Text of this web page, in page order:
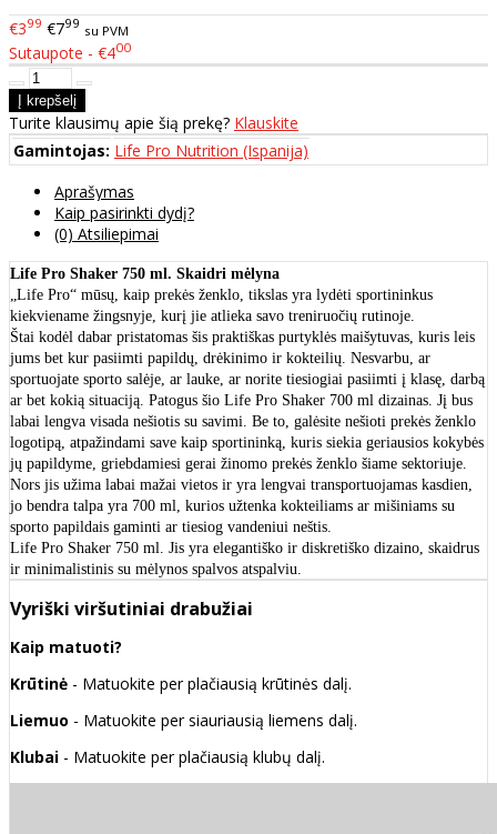
€399 €799 su PVM
Sutaupote - €400
Turite klausimų apie šią prekę? Klauskite
Gamintojas: Life Pro Nutrition (Ispanija)
Aprašymas
Kaip pasirinkti dydį?
(0) Atsiliepimai
Life Pro Shaker 750 ml. Skaidri mėlyna
„Life Pro“ mūsų, kaip prekės ženklo, tikslas yra lydėti sportininkus
kiekviename žingsnyje, kurį jie atlieka savo treniruočių rutinoje.
Štai kodėl dabar pristatomas šis praktiškas purtyklės maišytuvas, kuris leis
jums bet kur pasiimti papildų, drėkinimo ir kokteilių. Nesvarbu, ar
sportuojate sporto salėje, ar lauke, ar norite tiesiogiai pasiimti į klasę, darbą
ar bet kokią situaciją. Patogus šio Life Pro Shaker 700 ml dizainas. Jį bus
labai lengva visada nešiotis su savimi. Be to, galėsite nešioti prekės ženklo
logotipą, atpažindami save kaip sportininką, kuris siekia geriausios kokybės
jų papildyme, griebdamiesi gerai žinomo prekės ženklo šiame sektoriuje.
Nors jis užima labai mažai vietos ir yra lengvai transportuojamas kasdien,
jo bendra talpa yra 700 ml, kurios užtenka kokteiliams ar mišiniams su
sporto papildais gaminti ar tiesiog vandeniui neštis.
Life Pro Shaker 750 ml. Jis yra elegantiško ir diskretiško dizaino, skaidrus
ir minimalistinis su mėlynos spalvos atspalviu.
Vyriški viršutiniai drabužiai
Kaip matuoti?
Krūtinė - Matuokite per plačiausią krūtinės dalį.
Liemuo - Matuokite per siauriausią liemens dalį.
Klubai - Matuokite per plačiausią klubų dalį.